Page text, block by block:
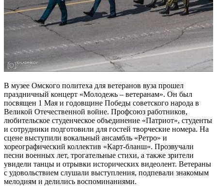
В музее Омского политеха для ветеранов вуза прошел
праздничный концерт «Молодежь – ветеранам». Он был
посвящен 1 Мая и годовщине Победы советского народа в
Великой Отечественной войне. Профсоюз работников,
любительское студенческое объединение «Патриот», студенты
и сотрудники подготовили для гостей творческие номера. На
сцене выступили вокальный ансамбль «Ретро» и
хореографический коллектив «Карт-бланш». Прозвучали
песни военных лет, трогательные стихи, а также зрители
увидели танцы и отрывки исторических видеолент. Ветераны
с удовольствием слушали выступления, подпевали знакомым
мелодиям и делились воспоминаниями.